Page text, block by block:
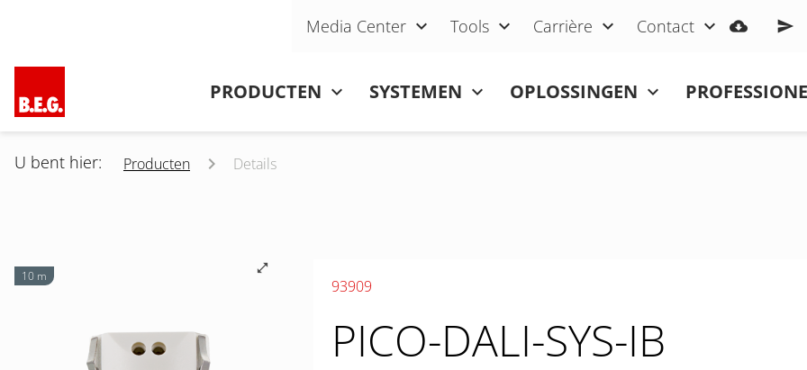
Navigatie overslaan
Media Center Tools Carrière Contact
PRODUCTEN SYSTEMEN OPLOSSINGEN
U bent hier: Producten Details
10 m
93909
PICO-DALI-SYS-IB